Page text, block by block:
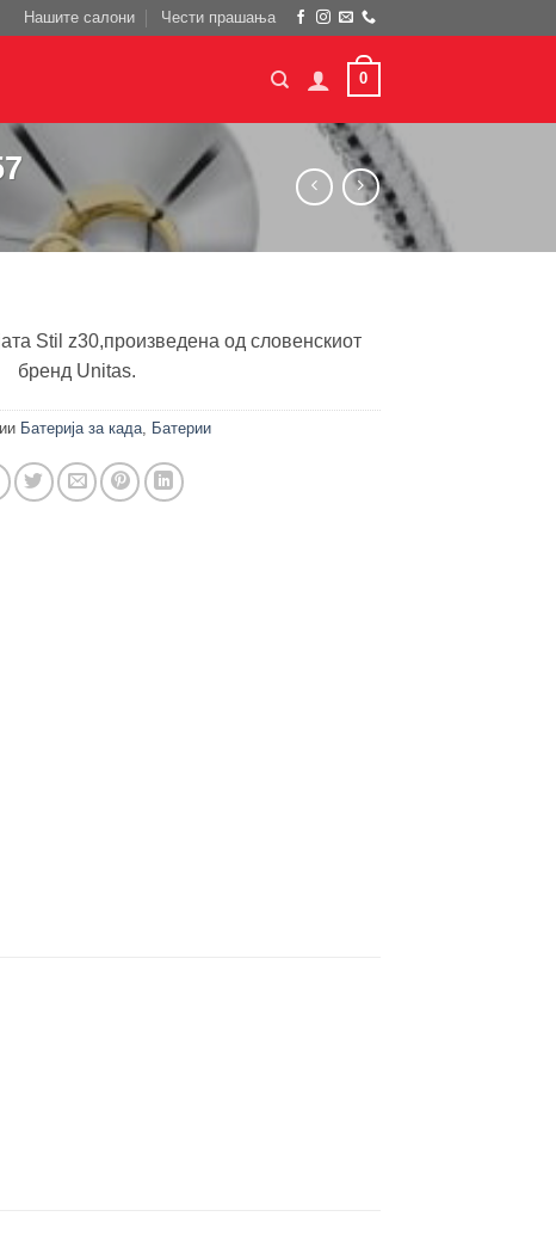
Нашите салони Чести прашања
0
Stil z30,произведена од словенскиот
бренд Unitas.
Батерија за када, Батерии